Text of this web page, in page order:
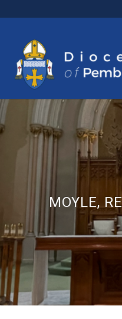
MOYLE,